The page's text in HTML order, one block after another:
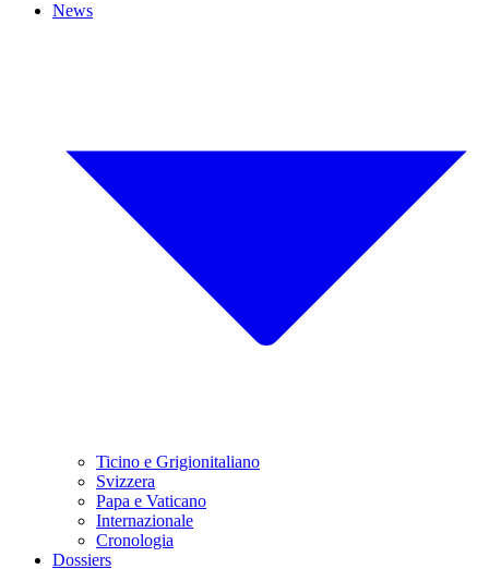
News
Ticino e Grigionitaliano
Svizzera
Papa e Vaticano
Internazionale
Cronologia
Dossiers